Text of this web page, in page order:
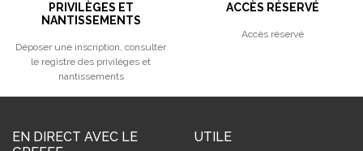
PRIVILÈGES ET
NANTISSEMENTS
Déposer une inscription, consulter
le registre des privilèges et
nantissements
ACCÈS RÉSERVÉ
Accès réservé
EN DIRECT AVEC LE
UTILE